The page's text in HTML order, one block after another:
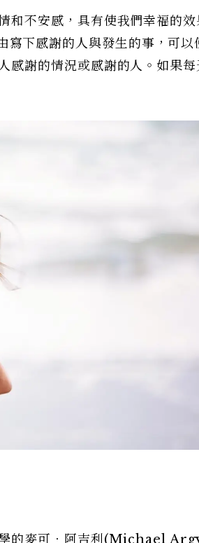
和不安感，具有使我們幸福的
下感謝的人與發生的事，可以
感謝的情況或感謝的人。如果
學的麥可．阿吉利(Michael